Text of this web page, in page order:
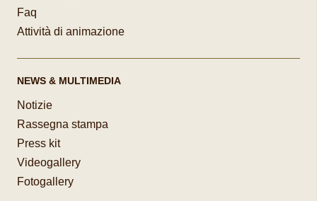
Faq
Attività di animazione
NEWS & MULTIMEDIA
Notizie
Rassegna stampa
Press kit
Videogallery
Fotogallery